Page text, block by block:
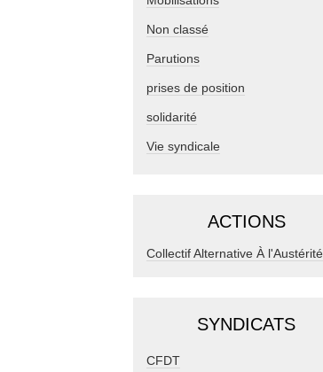
Non classé
Parutions
prises de position
solidarité
Vie syndicale
ACTIONS
Collectif Alternative À l'Austérité
SYNDICATS
CFDT